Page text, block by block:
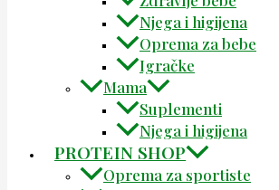
Njega i higijena
Oprema za bebe
Igračke
Mama
Suplementi
Njega i higijena
PROTEIN SHOP
Oprema za sportiste